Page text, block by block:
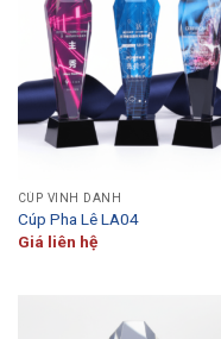
CÚP VINH DANH
Cúp Pha Lê LA04
Giá liên hệ